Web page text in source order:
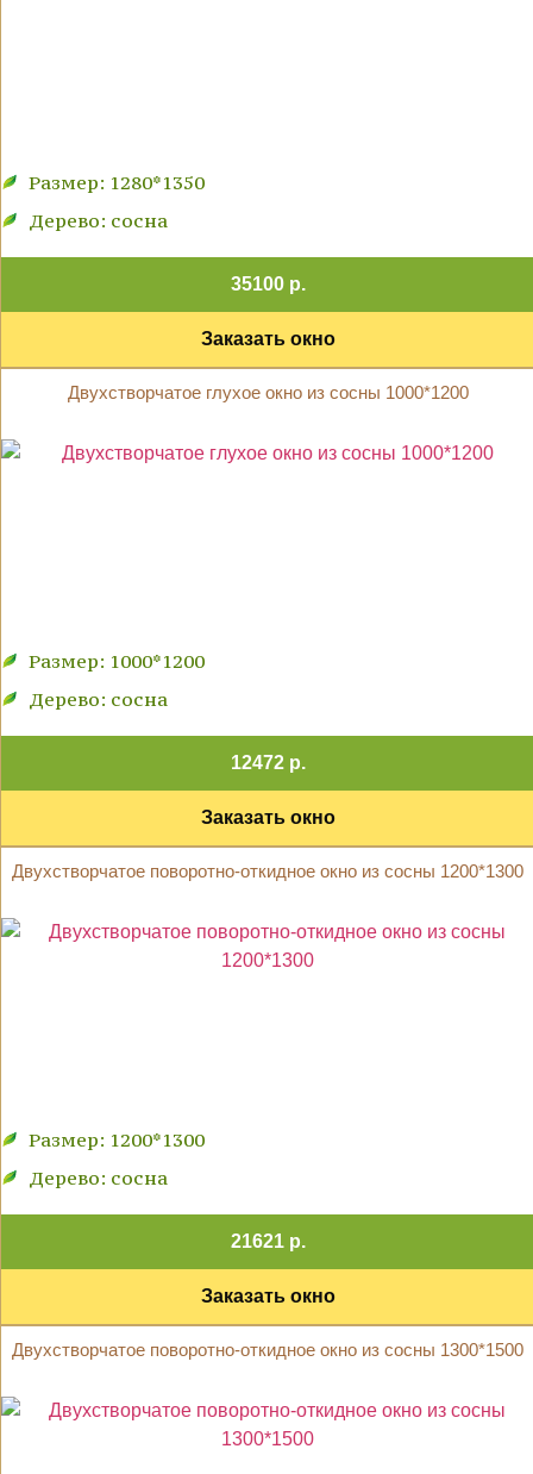
Размер: 1280*1350
Дерево: сосна
35100 р.
Заказать окно
Двухстворчатое глухое окно из сосны 1000*1200
Размер: 1000*1200
Дерево: сосна
12472 р.
Заказать окно
Двухстворчатое поворотно-откидное окно из сосны 1200*1300
Размер: 1200*1300
Дерево: сосна
21621 р.
Заказать окно
Двухстворчатое поворотно-откидное окно из сосны 1300*1500